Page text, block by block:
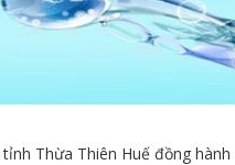
Thừa Thiên Huế đồng hành